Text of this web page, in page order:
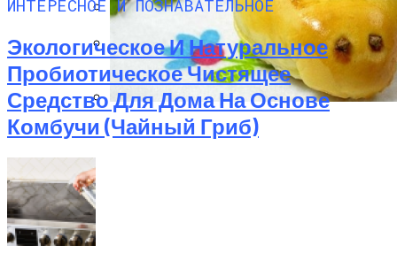
Какие Растения Сажать Для Удачи,
Любви И Богатства
Полезные Советы, Которые Помогут
Скрыть Полный Живот
Пирожки С Мясом «Поросята»
ИНТЕРЕСНОЕ И ПОЗНАВАТЕЛЬНОЕ
Экологическое И Натуральное
Пробиотическое Чистящее
Средство Для Дома На Основе
Комбучи (чайный Гриб)